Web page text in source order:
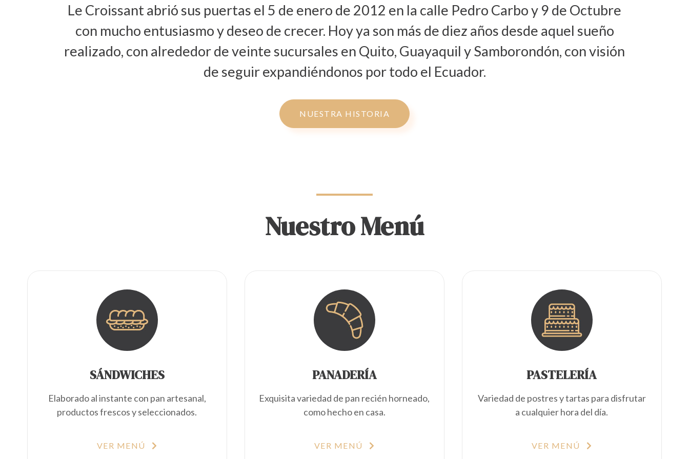
Le Croissant abrió sus puertas el 5 de enero de 2012 en la calle Pedro Carbo y 9 de Octubre
con mucho entusiasmo y deseo de crecer. Hoy ya son más de diez años desde aquel sueño
realizado, con alrededor de veinte sucursales en Quito, Guayaquil y Samborondón, con visión
de seguir expandiéndonos por todo el Ecuador.
NUESTRA HISTORIA
Nuestro Menú
SÁNDWICHES
Elaborado al instante con pan artesanal,
productos frescos y seleccionados.
VER MENÚ
PANADERÍA
Exquisita variedad de pan recién horneado,
como hecho en casa.
VER MENÚ
PASTELERÍA
Variedad de postres y tartas para disfrutar
a cualquier hora del día.
VER MENÚ